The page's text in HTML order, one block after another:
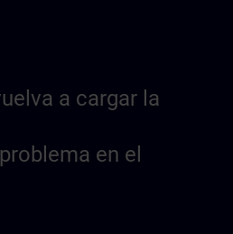
a cargar la
en el